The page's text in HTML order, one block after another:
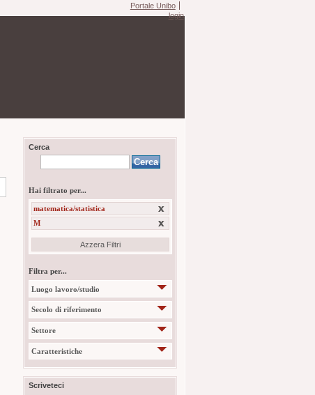
Portale Unibo
login
Cerca
Hai filtrato per...
matematica/statistica
M
Azzera Filtri
Filtra per...
Luogo lavoro/studio
Secolo di riferimento
Settore
Caratteristiche
Scriveteci